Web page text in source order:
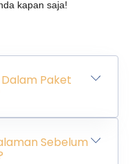
kapan saja!
Paket
Sebelum